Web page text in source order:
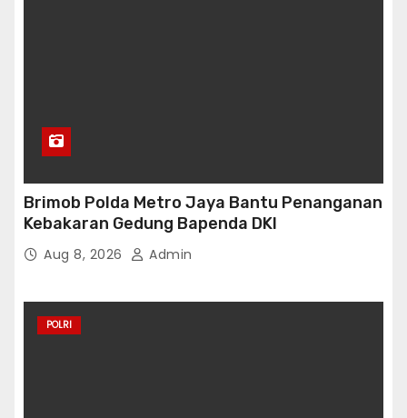
Brimob Polda Metro Jaya Bantu Penanganan
Kebakaran Gedung Bapenda DKI
Aug 8, 2026 Admin
POLRI